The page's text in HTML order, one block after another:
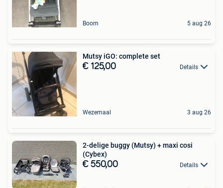
Boom 5 aug 26
Mutsy iGO: complete set
€ 125,00 Details
Wezemaal 3 aug 26
2-delige buggy (Mutsy) + maxi cosi
(Cybex)
€ 550,00 Details